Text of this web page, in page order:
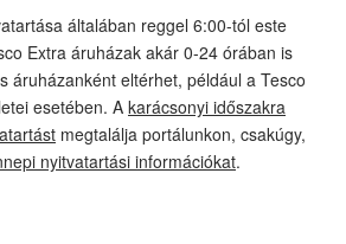
általában reggel 6:00-tól este
Extra áruházak akár 0-24 órában is
áruházanként eltérhet, például a Tesco
esetében. A karácsonyi időszakra
megtalálja portálunkon, csakúgy,
nyitvatartási információkat.